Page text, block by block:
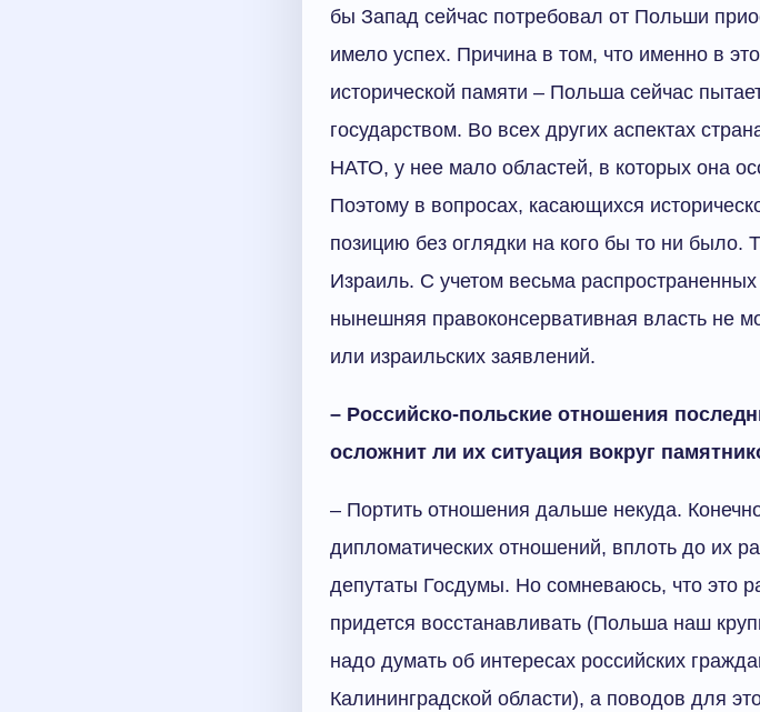
бы Запад сейчас потребовал от Польши
имело успех. Причина в том, что именно в
исторической памяти – Польша сейчас
государством. Во всех других аспектах
НАТО, у нее мало областей, в которых она
Поэтому в вопросах, касающихся
позицию без оглядки на кого бы то ни было.
Израиль. С учетом весьма
нынешняя правоконсервативная власть не
или израильских заявлений.
– Российско-польские отношения
осложнит ли их ситуация вокруг
– Портить отношения дальше некуда.
дипломатических отношений, вплоть до их
депутаты Госдумы. Но сомневаюсь, что это
придется восстанавливать (Польша наш
надо думать об интересах российских
Калининградской области), а поводов для